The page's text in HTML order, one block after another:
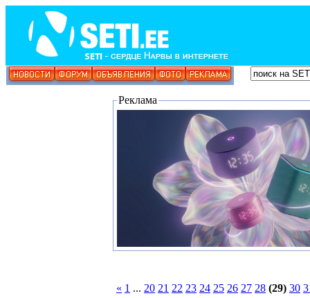
Реклама
« 1 ... 20 21 22 23 24 25 26 27 28 (29) 30